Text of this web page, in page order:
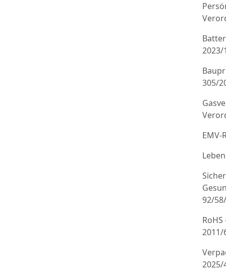
2023/
305/
EMV-
92/
2011/
2025/